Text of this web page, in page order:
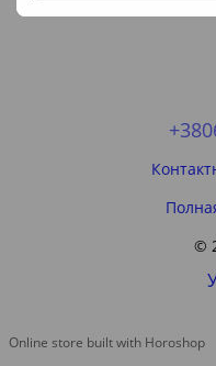
©
Online store built with Horoshop